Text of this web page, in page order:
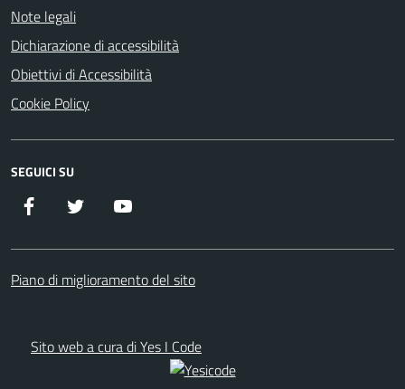
Note legali
Dichiarazione di accessibilità
Obiettivi di Accessibilità
Cookie Policy
SEGUICI SU
Facebook Twitter
Piano di miglioramento del sito
Sito web a cura di Yes I Code